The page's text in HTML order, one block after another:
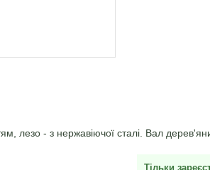
лезо - з нержавіючої сталі. Вал
Тільки